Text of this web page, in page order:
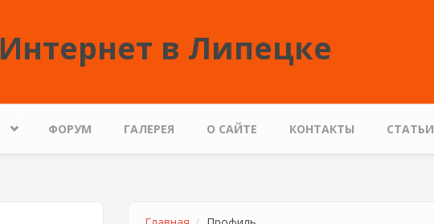
Интернет в Липецке
ФОРУМ ГАЛЕРЕЯ О САЙТЕ КОНТАКТЫ СТАТЬИ